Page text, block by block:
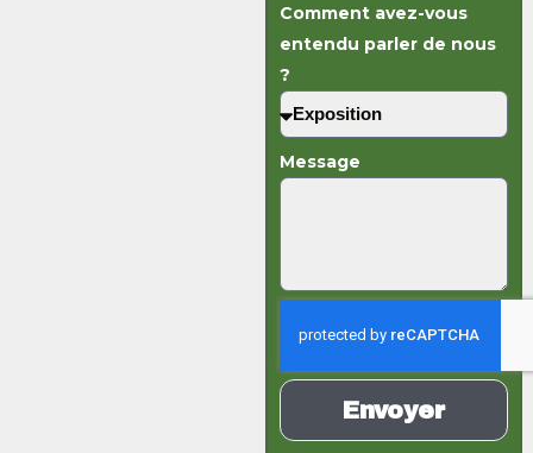
Comment avez-vous
entendu parler de nous
?
Message
Envoyer